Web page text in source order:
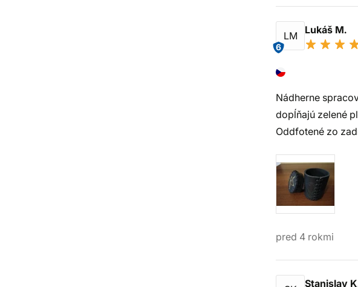
LM
6
Lukáš M.
Nádherne
dopĺňajú zelené
Oddfotené zo
pred 4 rokmi
Stanislav